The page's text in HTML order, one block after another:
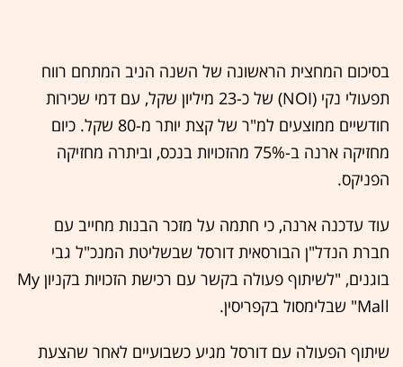
בסיכום המחצית הראשונה של השנה הניב המתחם רווח
תפעולי נקי (NOI) של כ-23 מיליון שקל, עם דמי שכירות
חודשיים ממוצעים למ"ר של קצת יותר מ-80 שקל. כיום
מחזיקה ארנה ב-75% מהזכויות בנכס, וביתרה מחזיקה
הפניקס.
עוד עדכנה ארנה, כי חתמה על מזכר הבנות מחייב עם
חברת הנדל"ן הבורסאית דורסל שבשליטת המנכ"ל גבי
בוגנים, "לשיתוף פעולה בקשר עם רכישת הזכויות בקניון My
Mall" שבלימסול בקפריסין.
שיתוף הפעולה עם דורסל מגיע כשבועיים לאחר שהצעת